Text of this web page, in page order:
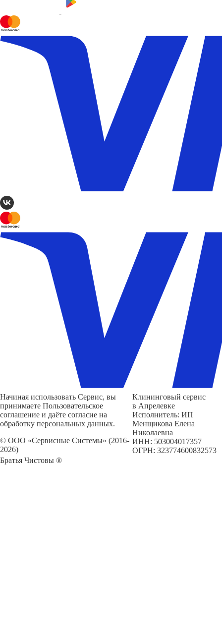
Начиная использовать Сервис, вы
принимаете Пользовательское
соглашение и даёте согласие на
обработку персональных данных.
© ООО «Сервисные Системы» (2016-
2026)
Братья Чистовы ®
Клининговый сервис
в Апрелевке
Исполнитель: ИП
Менщикова Елена
Николаевна
ИНН: 503004017357
ОГРН: 323774600832573